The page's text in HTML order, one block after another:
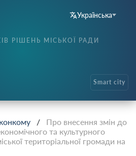
Українська
РІШЕНЬ МІСЬКОЇ РАДИ
Smart city
/ Про внесення змін до
та культурного
територіальної громади на